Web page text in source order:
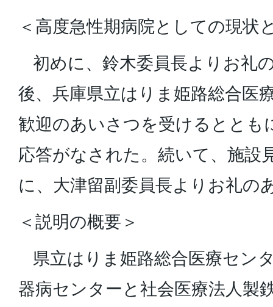
＜高度急性期病院としての現状
初めに、鈴木委員長よりお礼
後、兵庫県立はりま姫路総合医
歓迎のあいさつを受けるととも
応答がなされた。続いて、施設
に、大津留副委員長よりお礼の
＜説明の概要＞
県立はりま姫路総合医療セン
器病センターと社会医療法人製